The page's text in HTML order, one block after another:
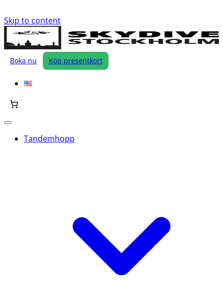
Skip to content
Boka nu Köp presentkort
Tandemhopp